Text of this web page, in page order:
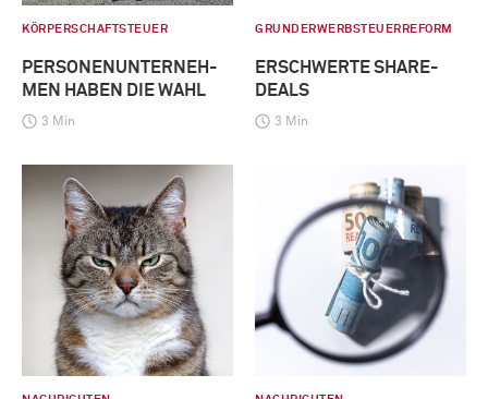
KÖRPERSCHAFTSTEUER
PERSONENUNTERNEH-
MEN HABEN DIE WAHL
3 Min
GRUNDERWERBSTEUERREFORM
ERSCHWERTE SHARE-
DEALS
3 Min